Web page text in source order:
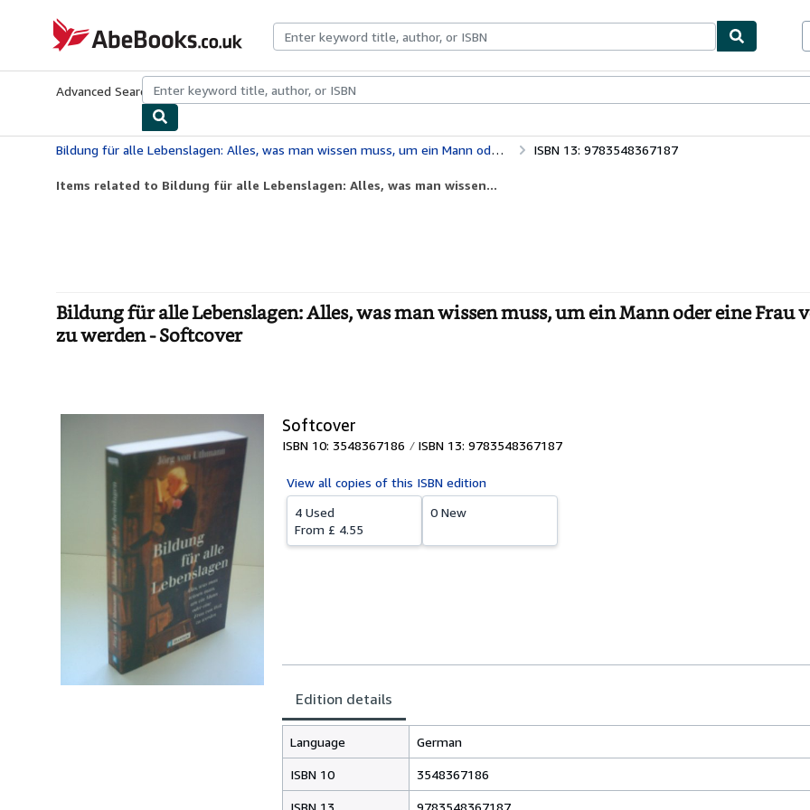
AbeBooks.co.uk
Advanced Search Browse CollectionsRare BooksArt & Collectables
Bildung für alle Lebenslagen: Alles, was man wissen muss, um ein Mann oder eine Frau von Welt zu werden ISBN 13: 9783548367187
Items related to Bildung für alle Lebenslagen: Alles, was man wissen...
Bildung für alle Lebenslagen: Alles, was man wissen muss, um ein Mann oder eine Frau
zu werden - Softcover
Softcover
ISBN 10: 3548367186 ISBN 13: 9783548367187
View all copies of this ISBN edition
4 Used
From £ 4.55
0 New
Edition details
Language German
ISBN 10 3548367186
ISBN 13 9783548367187